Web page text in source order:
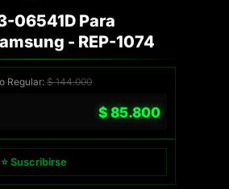
06541D Para
- REP-1074
Regular:$144.000
$85.800
⭐ Suscribirse